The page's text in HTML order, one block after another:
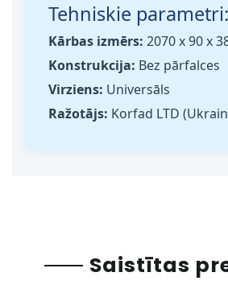
Tehniskie parametri:
Kārbas izmērs: 2070 x 90 x
Konstrukcija: Bez pārfalces
Virziens: Universāls
Ražotājs: Korfad LTD
Saistītas